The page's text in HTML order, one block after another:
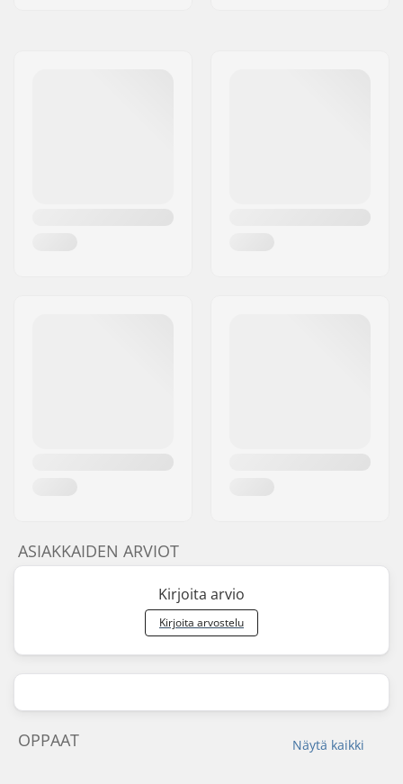
ASIAKKAIDEN ARVIOT
Kirjoita arvio
Kirjoita arvostelu
Näytä kaikki
OPPAAT